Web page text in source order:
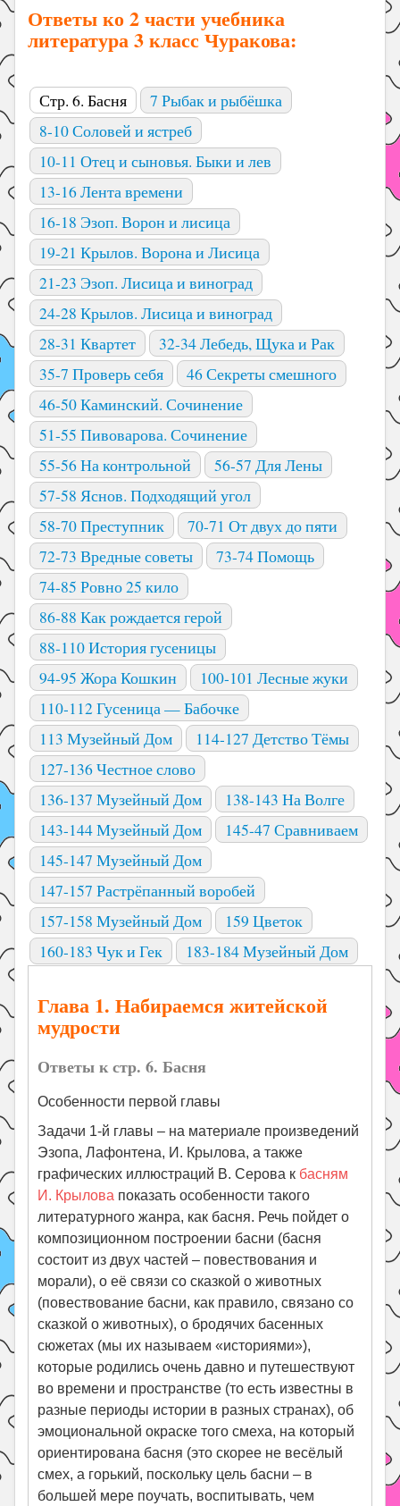
Ответы ко 2 части учебника
литература 3 класс Чуракова:
Стр. 6. Басня
7 Рыбак и рыбёшка
8-10 Соловей и ястреб
10-11 Отец и сыновья. Быки и лев
13-16 Лента времени
16-18 Эзоп. Ворон и лисица
19-21 Крылов. Ворона и Лисица
21-23 Эзоп. Лисица и виноград
24-28 Крылов. Лисица и виноград
28-31 Квартет
32-34 Лебедь, Щука и Рак
35-7 Проверь себя
46 Секреты смешного
46-50 Каминский. Сочинение
51-55 Пивоварова. Сочинение
55-56 На контрольной
56-57 Для Лены
57-58 Яснов. Подходящий угол
58-70 Преступник
70-71 От двух до пяти
72-73 Вредные советы
73-74 Помощь
74-85 Ровно 25 кило
86-88 Как рождается герой
88-110 История гусеницы
94-95 Жора Кошкин
100-101 Лесные жуки
110-112 Гусеница — Бабочке
113 Музейный Дом
114-127 Детство Тёмы
127-136 Честное слово
136-137 Музейный Дом
138-143 На Волге
143-144 Музейный Дом
145-47 Сравниваем
145-147 Музейный Дом
147-157 Растрёпанный воробей
157-158 Музейный Дом
159 Цветок
160-183 Чук и Гек
183-184 Музейный Дом
Глава 1. Набираемся житейской
мудрости
Ответы к стр. 6. Басня
Особенности первой главы
Задачи 1-й главы – на материале произведений
Эзопа, Лафонтена, И. Крылова, а также
графических иллюстраций В. Серова к басням
И. Крылова показать особенности такого
литературного жанра, как басня. Речь пойдет о
композиционном построении басни (басня
состоит из двух частей – повествования и
морали), о её связи со сказкой о животных
(повествование басни, как правило, связано со
сказкой о животных), о бродячих басенных
сюжетах (мы их называем «историями»),
которые родились очень давно и путешествуют
во времени и пространстве (то есть известны в
разные периоды истории в разных странах), об
эмоциональной окраске того смеха, на который
ориентирована басня (это скорее не весёлый
смех, а горький, поскольку цель басни – в
большей мере поучать, воспитывать, чем